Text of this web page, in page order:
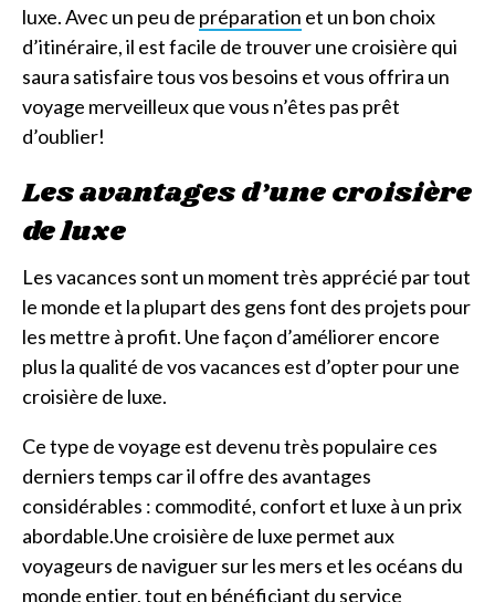
luxe. Avec un peu de préparation et un bon choix
d’itinéraire, il est facile de trouver une croisière qui
saura satisfaire tous vos besoins et vous offrira un
voyage merveilleux que vous n’êtes pas prêt
d’oublier!
Les avantages d’une croisière
de luxe
Les vacances sont un moment très apprécié par tout
le monde et la plupart des gens font des projets pour
les mettre à profit. Une façon d’améliorer encore
plus la qualité de vos vacances est d’opter pour une
croisière de luxe.
Ce type de voyage est devenu très populaire ces
derniers temps car il offre des avantages
considérables : commodité, confort et luxe à un prix
abordable.Une croisière de luxe permet aux
voyageurs de naviguer sur les mers et les océans du
monde entier, tout en bénéficiant du service